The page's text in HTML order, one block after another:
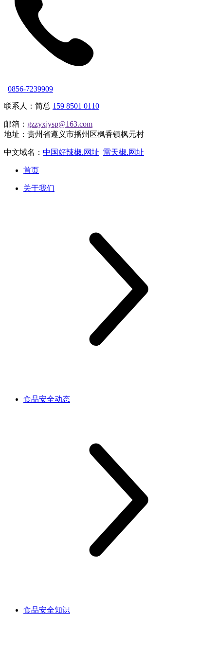
0856-7239909
联系人：简总 159 8501 0110
邮箱： gzzyxjysp@163.com
地址：贵州省遵义市播州区枫香镇枫元村
中文域名： 中国好辣椒.网址 雷天椒.网址
首页
关于我们
食品安全动态
食品安全知识